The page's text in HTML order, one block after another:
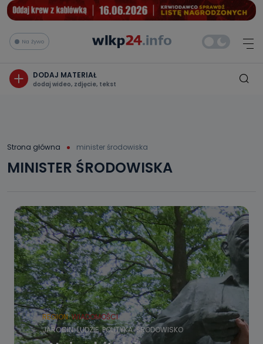
Na żywo
DODAJ MATERIAŁ
dodaj wideo, zdjęcie, tekst
Strona główna minister środowiska
MINISTER ŚRODOWISKA
REGION WIADOMOŚCI
JAROCIN LUDZIE POLITYKA ŚRODOWISKO